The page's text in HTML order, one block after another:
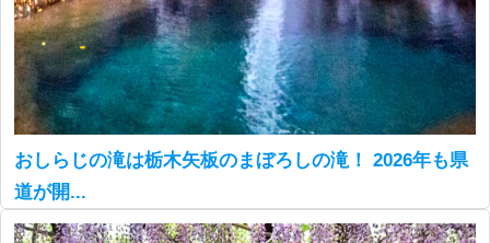
おしらじの滝は栃木矢板のまぼろしの滝！ 2026年も県
道が開...